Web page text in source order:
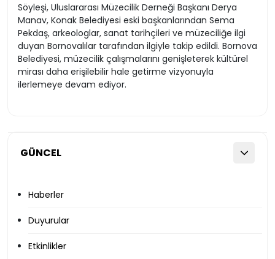
GÜNCEL
Haberler
Duyurular
Etkinlikler
Söyleşi, Uluslararası Müzecilik Derneği Başkanı Derya
Manav, Konak Belediyesi eski başkanlarından Sema
Pekdaş, arkeologlar, sanat tarihçileri ve müzeciliğe ilgi
duyan Bornovalılar tarafından ilgiyle takip edildi. Bornova
Belediyesi, müzecilik çalışmalarını genişleterek kültürel
mirası daha erişilebilir hale getirme vizyonuyla
ilerlemeye devam ediyor.